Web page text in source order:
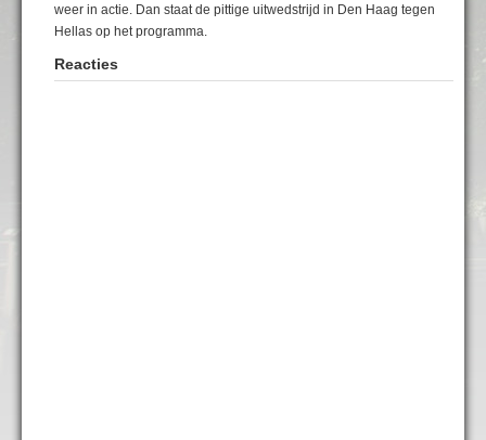
weer in actie. Dan staat de pittige uitwedstrijd in Den Haag tegen
Hellas op het programma.
Reacties